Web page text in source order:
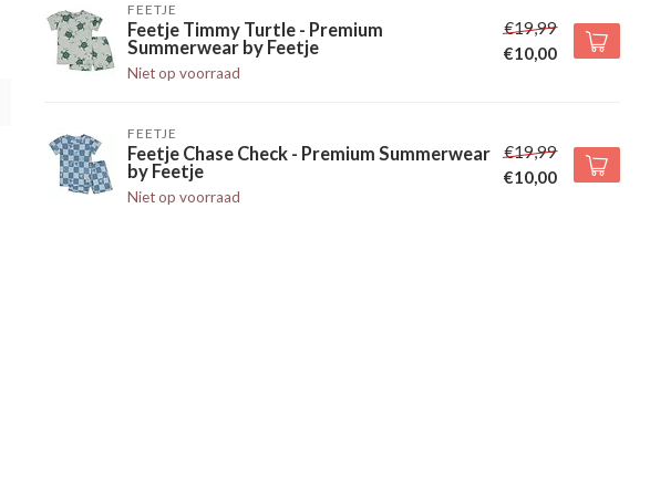
FEETJE
Feetje Timmy Turtle - Premium
Summerwear by Feetje
Niet op voorraad
€19,99
€10,00
FEETJE
Feetje Chase Check - Premium Summerwear
by Feetje
Niet op voorraad
€19,99
€10,00